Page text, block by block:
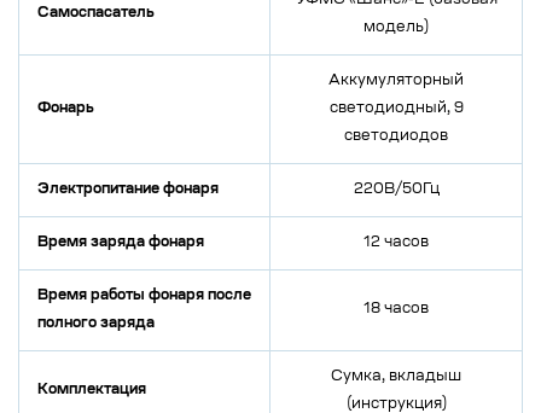
Самоспасатель
модель)
Фонарь
Аккумуляторный
светодиодный, 9
светодиодов
Электропитание фонаря 220В/50Гц
Время заряда фонаря 12 часов
Время работы фонаря после
полного заряда
18 часов
Комплектация
Сумка, вкладыш
(инструкция)